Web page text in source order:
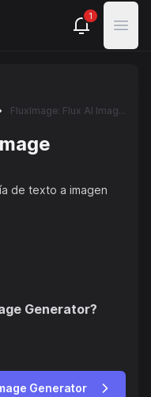
1
Open
de texto a imagen
Generator?
Generator